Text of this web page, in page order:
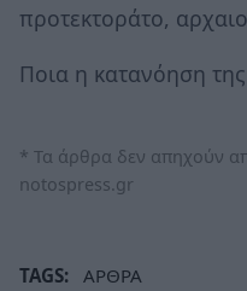
προτεκτοράτο,
Ποια η κατανόηση
* Τα άρθρα δεν απηχούν
notospress.gr
TAGS: ΑΡΘΡΑ